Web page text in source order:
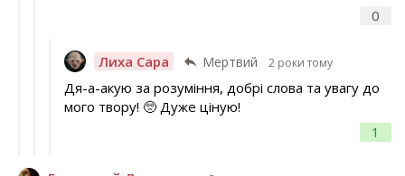
0
Лиха Сара Мертвий 2 роки тому
1
Дя-а-акую за розуміння, добрі слова та увагу до
мого твору! 🥺 Дуже ціную!